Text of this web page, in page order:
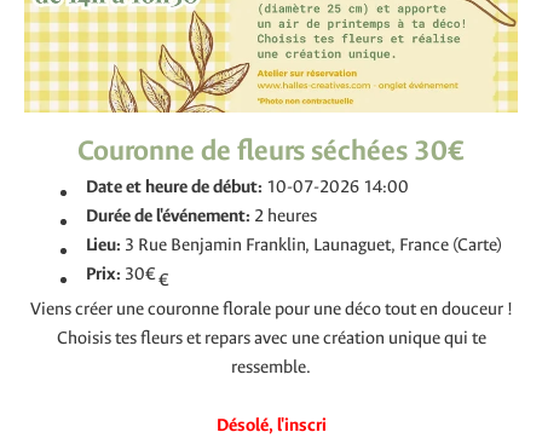
Couronne de fleurs séchées 30€
Date et heure de début: 10-07-2026 14:00
Durée de l'événement: 2 heures
Lieu: 3 Rue Benjamin Franklin, Launaguet, France (Carte)
Prix: 30€€
Viens créer une couronne florale pour une déco tout en douceur !
Choisis tes fleurs et repars avec une création unique qui te
ressemble.
Désolé, l'inscri